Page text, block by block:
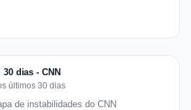
dias - CNN
últimos 30 dias
de instabilidades do CNN